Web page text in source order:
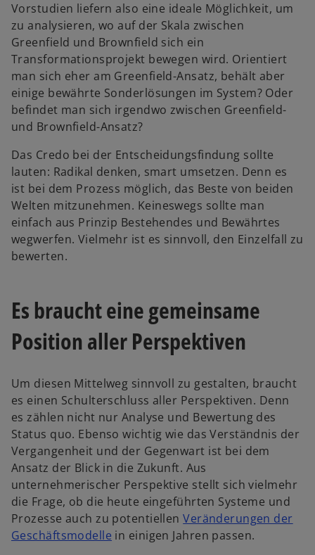
Vorstudien liefern also eine ideale Möglichkeit, um
zu analysieren, wo auf der Skala zwischen
Greenfield und Brownfield sich ein
Transformationsprojekt bewegen wird. Orientiert
man sich eher am Greenfield-Ansatz, behält aber
einige bewährte Sonderlösungen im System? Oder
befindet man sich irgendwo zwischen Greenfield-
und Brownfield-Ansatz?
Das Credo bei der Entscheidungsfindung sollte
lauten: Radikal denken, smart umsetzen. Denn es
ist bei dem Prozess möglich, das Beste von beiden
Welten mitzunehmen. Keineswegs sollte man
einfach aus Prinzip Bestehendes und Bewährtes
wegwerfen. Vielmehr ist es sinnvoll, den Einzelfall zu
bewerten.
Es braucht eine gemeinsame
Position aller Perspektiven
Um diesen Mittelweg sinnvoll zu gestalten, braucht
es einen Schulterschluss aller Perspektiven. Denn
es zählen nicht nur Analyse und Bewertung des
Status quo. Ebenso wichtig wie das Verständnis der
Vergangenheit und der Gegenwart ist bei dem
Ansatz der Blick in die Zukunft. Aus
unternehmerischer Perspektive stellt sich vielmehr
die Frage, ob die heute eingeführten Systeme und
Prozesse auch zu potentiellenVeränderungen der
Geschäftsmodelle in einigen Jahren passen.